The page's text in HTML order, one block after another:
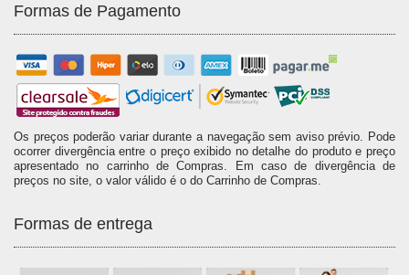
Formas de Pagamento
Os preços poderão variar durante a navegação sem aviso prévio. Pode
ocorrer divergência entre o preço exibido no detalhe do produto e preço
apresentado no carrinho de Compras. Em caso de divergência de
preços no site, o valor válido é o do Carrinho de Compras.
Formas de entrega